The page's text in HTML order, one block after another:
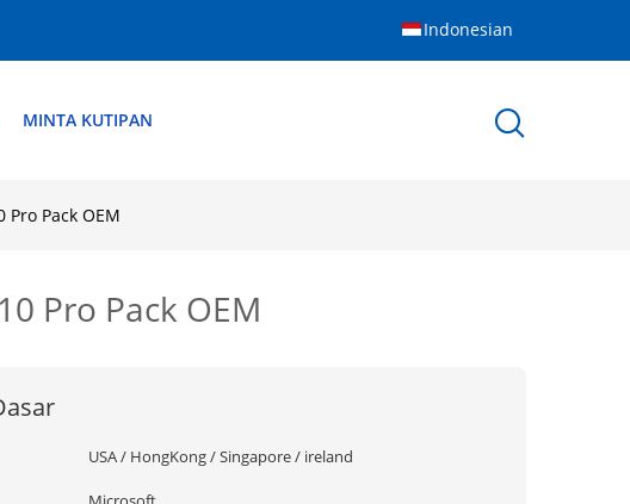
Indonesian
MINTA KUTIPAN
Pack OEM
Pro Pack OEM
USA / HongKong / Singapore / ireland